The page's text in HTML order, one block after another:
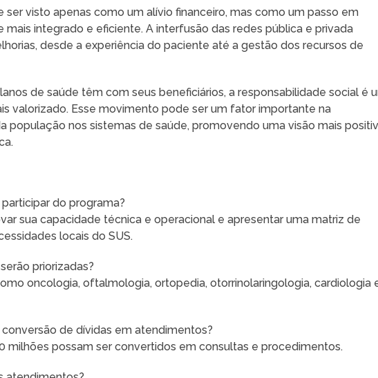
ser visto apenas como um alívio financeiro, mas como um passo em
mais integrado e eficiente. A interfusão das redes pública e privada
desde a experiência do paciente até a gestão dos recursos de
de saúde têm com seus beneficiários, a responsabilidade social é
valorizado. Esse movimento pode ser um fator importante na
população nos sistemas de saúde, promovendo uma visão mais
do programa?
sua capacidade técnica e operacional e apresentar uma matriz de
locais do SUS.
priorizadas?
oncologia, oftalmologia, ortopedia, otorrinolaringologia, cardiologia
de dívidas em atendimentos?
milhões possam ser convertidos em consultas e procedimentos.